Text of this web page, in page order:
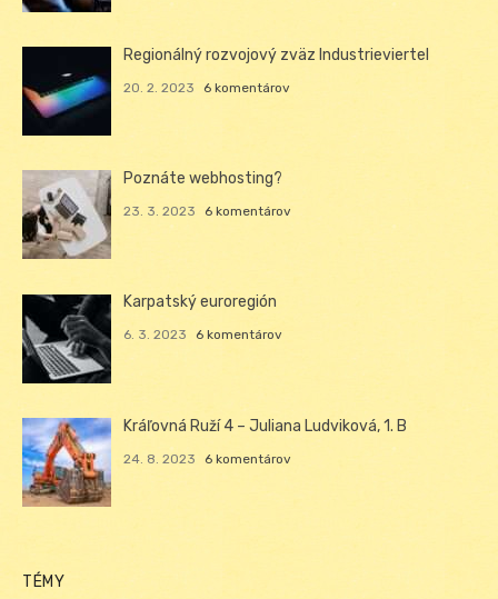
Regionálný rozvojový zväz Industrieviertel
20. 2. 2023 6 komentárov
Poznáte webhosting?
23. 3. 2023 6 komentárov
Karpatský euroregión
6. 3. 2023 6 komentárov
Kráľovná Ruží 4 – Juliana Ludviková, 1. B
24. 8. 2023 6 komentárov
TÉMY